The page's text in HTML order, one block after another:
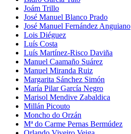
Joám Trillo
José Manuel Blanco Prado
José Manuel Fernández Anguiano
Lois Diéguez
Luís Costa
Luís Martínez-Risco Daviña
Manuel Caamaño Suárez
Manuel Miranda Ruiz
Margarita Sánchez Simón
María Pilar García Negro
Marisol Mendive Zabaldica
Millán Picouto
Moncho do Orzán
Mª do Carme Pernas Bermúdez